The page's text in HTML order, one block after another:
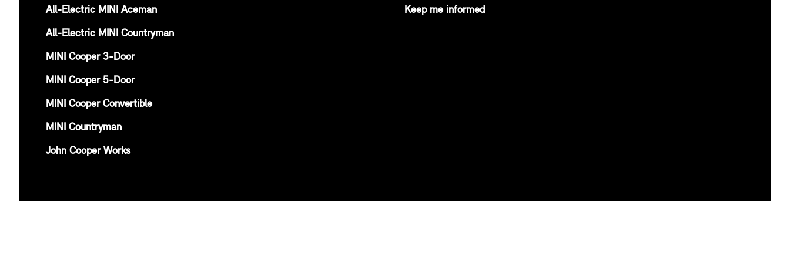
All-Electric MINI Aceman
All-Electric MINI Countryman
MINI Cooper 3-Door
MINI Cooper 5-Door
MINI Cooper Convertible
MINI Countryman
John Cooper Works
Keep me informed